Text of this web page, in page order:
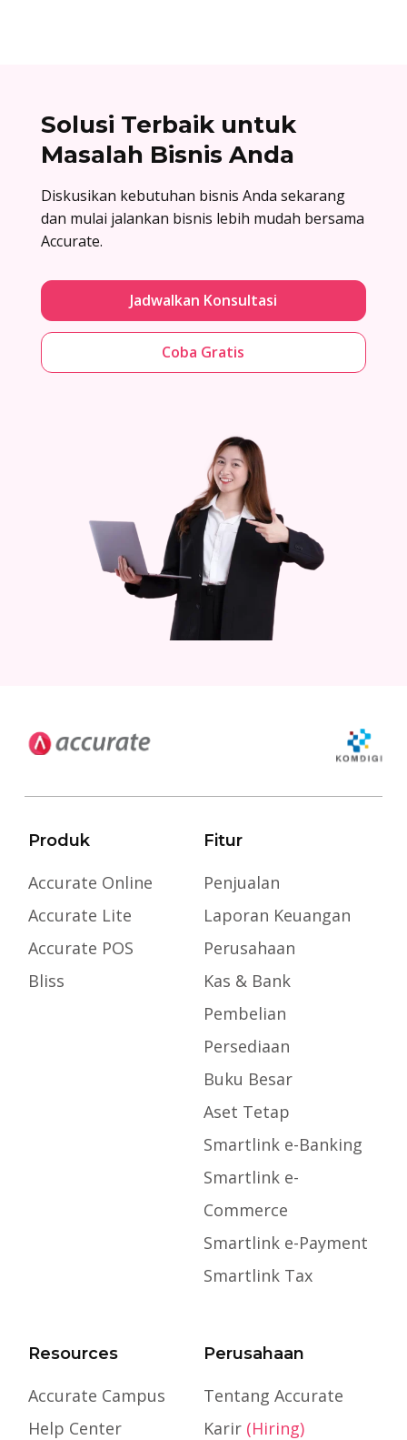
Solusi Terbaik untuk
Masalah Bisnis Anda
Diskusikan kebutuhan bisnis Anda sekarang
dan mulai jalankan bisnis lebih mudah bersama
Accurate.
Jadwalkan Konsultasi
Coba Gratis
Produk
Accurate Online
Accurate Lite
Accurate POS
Bliss
Fitur
Penjualan
Laporan Keuangan
Perusahaan
Kas & Bank
Pembelian
Persediaan
Buku Besar
Aset Tetap
Smartlink e-Banking
Smartlink e-
Commerce
Smartlink e-Payment
Smartlink Tax
Resources
Accurate Campus
Help Center
Perusahaan
Tentang Accurate
Karir (Hiring)